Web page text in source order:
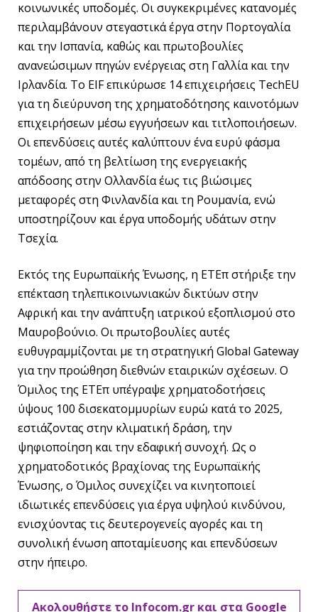
κοινωνικές υποδομές. Οι συγκεκριμένες κατανομές
περιλαμβάνουν στεγαστικά έργα στην Πορτογαλία
και την Ισπανία, καθώς και πρωτοβουλίες
ανανεώσιμων πηγών ενέργειας στη Γαλλία και την
Ιρλανδία. Το EIF επικύρωσε 14 επιχειρήσεις TechEU
για τη διεύρυνση της χρηματοδότησης καινοτόμων
επιχειρήσεων μέσω εγγυήσεων και τιτλοποιήσεων.
Οι επενδύσεις αυτές καλύπτουν ένα ευρύ φάσμα
τομέων, από τη βελτίωση της ενεργειακής
απόδοσης στην Ολλανδία έως τις βιώσιμες
μεταφορές στη Φινλανδία και τη Ρουμανία, ενώ
υποστηρίζουν και έργα υποδομής υδάτων στην
Τσεχία.
Εκτός της Ευρωπαϊκής Ένωσης, η ΕΤΕπ στήριξε την
επέκταση τηλεπικοινωνιακών δικτύων στην
Αφρική και την ανάπτυξη ιατρικού εξοπλισμού στο
Μαυροβούνιο. Οι πρωτοβουλίες αυτές
ευθυγραμμίζονται με τη στρατηγική Global Gateway
για την προώθηση διεθνών εταιρικών σχέσεων. Ο
Όμιλος της ΕΤΕπ υπέγραψε χρηματοδοτήσεις
ύψους 100 δισεκατομμυρίων ευρώ κατά το 2025,
εστιάζοντας στην κλιματική δράση, την
ψηφιοποίηση και την εδαφική συνοχή. Ως ο
χρηματοδοτικός βραχίονας της Ευρωπαϊκής
Ένωσης, ο Όμιλος συνεχίζει να κινητοποιεί
ιδιωτικές επενδύσεις για έργα υψηλού κινδύνου,
ενισχύοντας τις δευτερογενείς αγορές και τη
συνολική ένωση αποταμίευσης και επενδύσεων
στην ήπειρο.
Ακολουθήστε το Infocom.gr και στα Google